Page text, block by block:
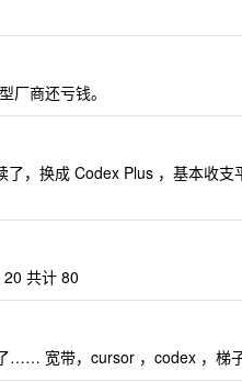
厂商还亏钱。
，换成 Codex Plus ，基本收支
共计 80
…… 宽带，cursor ，codex ，梯